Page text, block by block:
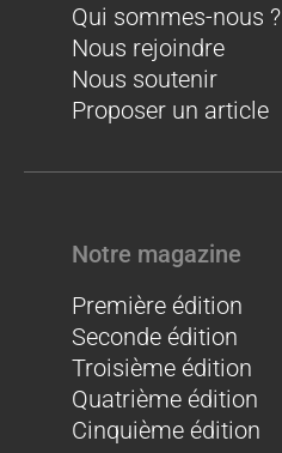
Qui sommes-nous ?
Nous rejoindre
Nous soutenir
Proposer un article
Notre magazine
Première édition
Seconde édition
Troisième édition
Quatrième édition
Cinquième édition